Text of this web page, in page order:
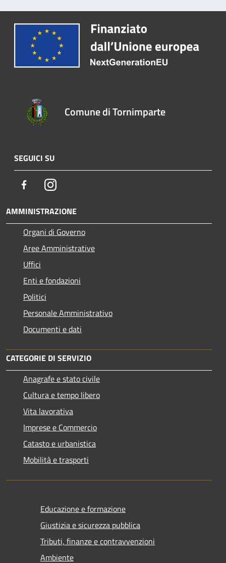
Comune di Tornimparte
SEGUICI SU
FacebookInstagram
AMMINISTRAZIONE
Organi di Governo
Aree Amministrative
Uffici
Enti e fondazioni
Politici
Personale Amministrativo
Documenti e dati
CATEGORIE DI SERVIZIO
Anagrafe e stato civile
Cultura e tempo libero
Vita lavorativa
Imprese e Commercio
Catasto e urbanistica
Mobilità e trasporti
Educazione e formazione
Giustizia e sicurezza pubblica
Tributi, finanze e contravvenzioni
Ambiente